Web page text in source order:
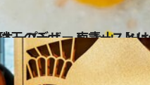
Murooka】で演出される 一皿ごとに珠玉のデザートコースとは